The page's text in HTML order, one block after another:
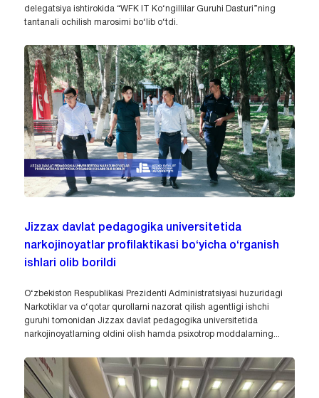
delegatsiya ishtirokida “WFK IT Ko‘ngillilar Guruhi Dasturi”ning
tantanali ochilish marosimi bo‘lib o‘tdi.
Jizzax davlat pedagogika universitetida
narkojinoyatlar profilaktikasi bo‘yicha o‘rganish
ishlari olib borildi
O‘zbekiston Respublikasi Prezidenti Administratsiyasi huzuridagi
Narkotiklar va o‘qotar qurollarni nazorat qilish agentligi ishchi
guruhi tomonidan Jizzax davlat pedagogika universitetida
narkojinoyatlarning oldini olish hamda psixotrop moddalarning...